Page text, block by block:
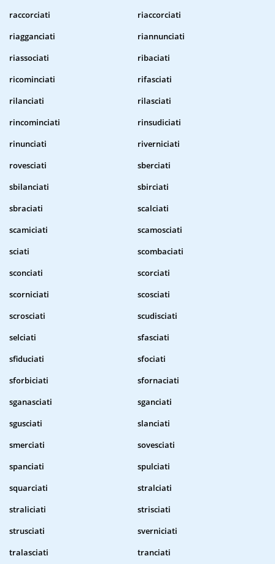
raccorciati
riaccorciati
riagganciati
riannunciati
riassociati
ribaciati
ricominciati
rifasciati
rilanciati
rilasciati
rincominciati
rinsudiciati
rinunciati
riverniciati
rovesciati
sberciati
sbilanciati
sbirciati
sbraciati
scalciati
scamiciati
scamosciati
sciati
scombaciati
sconciati
scorciati
scorniciati
scosciati
scrosciati
scudisciati
selciati
sfasciati
sfiduciati
sfociati
sforbiciati
sfornaciati
sganasciati
sganciati
sgusciati
slanciati
smerciati
sovesciati
spanciati
spulciati
squarciati
stralciati
straliciati
strisciati
strusciati
sverniciati
tralasciati
tranciati